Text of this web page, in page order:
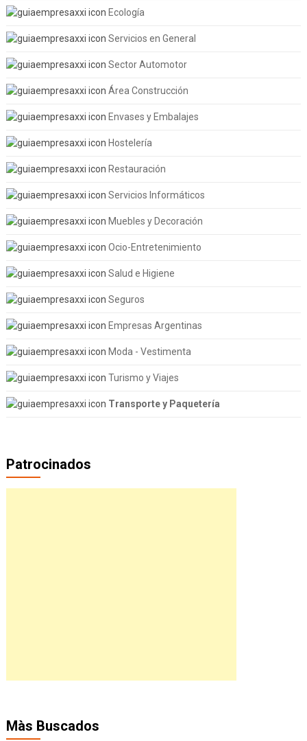
Ecología
Servicios en General
Sector Automotor
Área Construcción
Envases y Embalajes
Hostelería
Restauración
Servicios Informáticos
Muebles y Decoración
Ocio-Entretenimiento
Salud e Higiene
Seguros
Empresas Argentinas
Moda - Vestimenta
Turismo y Viajes
Transporte y Paquetería
Patrocinados
Màs Buscados